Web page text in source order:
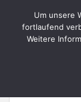
Willy's
Um unsere
fortlaufend
Weitere